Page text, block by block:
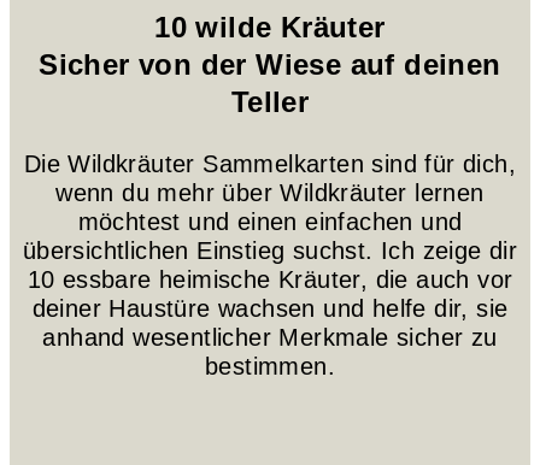
10 wilde Kräuter
Sicher von der Wiese auf deinen
Teller
Die Wildkräuter Sammelkarten sind für dich,
wenn du mehr über Wildkräuter lernen
möchtest und einen einfachen und
übersichtlichen Einstieg suchst. Ich zeige dir
10 essbare heimische Kräuter, die auch vor
deiner Haustüre wachsen und helfe dir, sie
anhand wesentlicher Merkmale sicher zu
bestimmen.